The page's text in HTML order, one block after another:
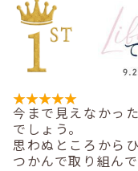
今まで見えなかっ
でしょう。
思わぬところから
つかんで取り組んで